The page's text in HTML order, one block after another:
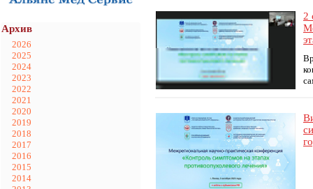
Архив
2026
2025
2024
2023
2022
2021
2020
2019
2018
2017
2016
2015
2014
2